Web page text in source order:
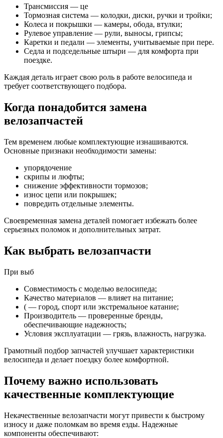
Трансмиссия — це
Тормозная система — колодки, диски, ручки и тройки;
Колеса и покрышки — камеры, обода, втулки;
Рулевое управление — рули, выносы, грипсы;
Каретки и педали — элементы, учитываемые при пере.
Седла и подседельные штыри — для комфорта при
поездке.
Каждая деталь играет свою роль в работе велосипеда и
требует соответствующего подбора.
Когда понадобится замена
велозапчастей
Тем временем любые комплектующие изнашиваются.
Основные признаки необходимости замены:
упорядочение
скрипы и люфты;
снижение эффективности тормозов;
износ цепи или покрышек;
повредить отдельные элементы.
Своевременная замена деталей помогает избежать более
серьезных поломок и дополнительных затрат.
Как выбрать велозапчасти
При выб
Совместимость с моделью велосипеда;
Качество материалов — влияет на питание;
( — город, спорт или экстремальное катание;
Производитель — проверенные бренды,
обеспечивающие надежность;
Условия эксплуатации — грязь, влажность, нагрузка.
Грамотный подбор запчастей улучшает характеристики
велосипеда и делает поездку более комфортной.
Почему важно использовать
качественные комплектующие
Некачественные велозапчасти могут привести к быстрому
износу и даже поломкам во время езды. Надежные
компоненты обеспечивают: